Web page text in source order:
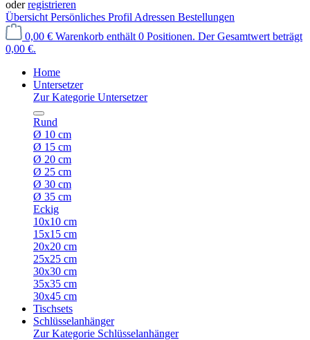
oderregistrieren
Übersicht Persönliches Profil Adressen Bestellungen
0,00 € Warenkorb enthält 0 Positionen. Der Gesamtwert beträgt
0,00 €.
Home
Untersetzer
Zur Kategorie Untersetzer
Rund
Ø 10 cm
Ø 15 cm
Ø 20 cm
Ø 25 cm
Ø 30 cm
Ø 35 cm
Eckig
10x10 cm
15x15 cm
20x20 cm
25x25 cm
30x30 cm
35x35 cm
30x45 cm
Tischsets
Schlüsselanhänger
Zur Kategorie Schlüsselanhänger